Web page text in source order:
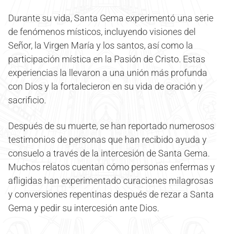
Durante su vida, Santa Gema experimentó una serie
de fenómenos místicos, incluyendo visiones del
Señor, la Virgen María y los santos, así como la
participación mística en la Pasión de Cristo. Estas
experiencias la llevaron a una unión más profunda
con Dios y la fortalecieron en su vida de oración y
sacrificio.
Después de su muerte, se han reportado numerosos
testimonios de personas que han recibido ayuda y
consuelo a través de la intercesión de Santa Gema.
Muchos relatos cuentan cómo personas enfermas y
afligidas han experimentado curaciones milagrosas
y conversiones repentinas después de rezar a Santa
Gema y pedir su intercesión ante Dios.